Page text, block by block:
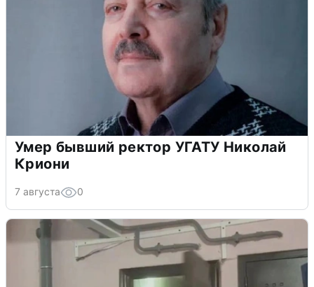
Умер бывший ректор УГАТУ Николай
Криони
7 августа 0